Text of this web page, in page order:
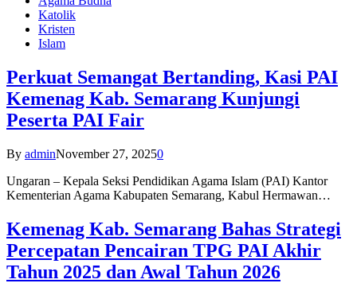
Katolik
Kristen
Islam
Perkuat Semangat Bertanding, Kasi PAI
Kemenag Kab. Semarang Kunjungi
Peserta PAI Fair
By adminNovember 27, 20250
Ungaran – Kepala Seksi Pendidikan Agama Islam (PAI) Kantor
Kementerian Agama Kabupaten Semarang, Kabul Hermawan…
Kemenag Kab. Semarang Bahas Strategi
Percepatan Pencairan TPG PAI Akhir
Tahun 2025 dan Awal Tahun 2026